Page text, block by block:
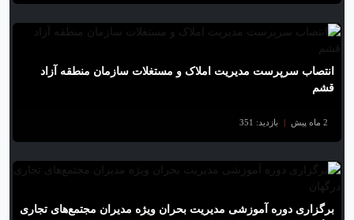
انتصاب سرپرست مدیریت املاک و مستغلات سازمان منطقه آزاد
قشم
2 ماه پیش | بازدید: 351
برگزاری دوره آموزشی مدیریت بحران ویژه مدیران مجتمع‌های تجاری